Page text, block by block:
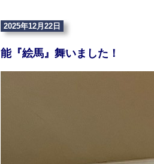
2025年12月22日
能『絵馬』舞いました！